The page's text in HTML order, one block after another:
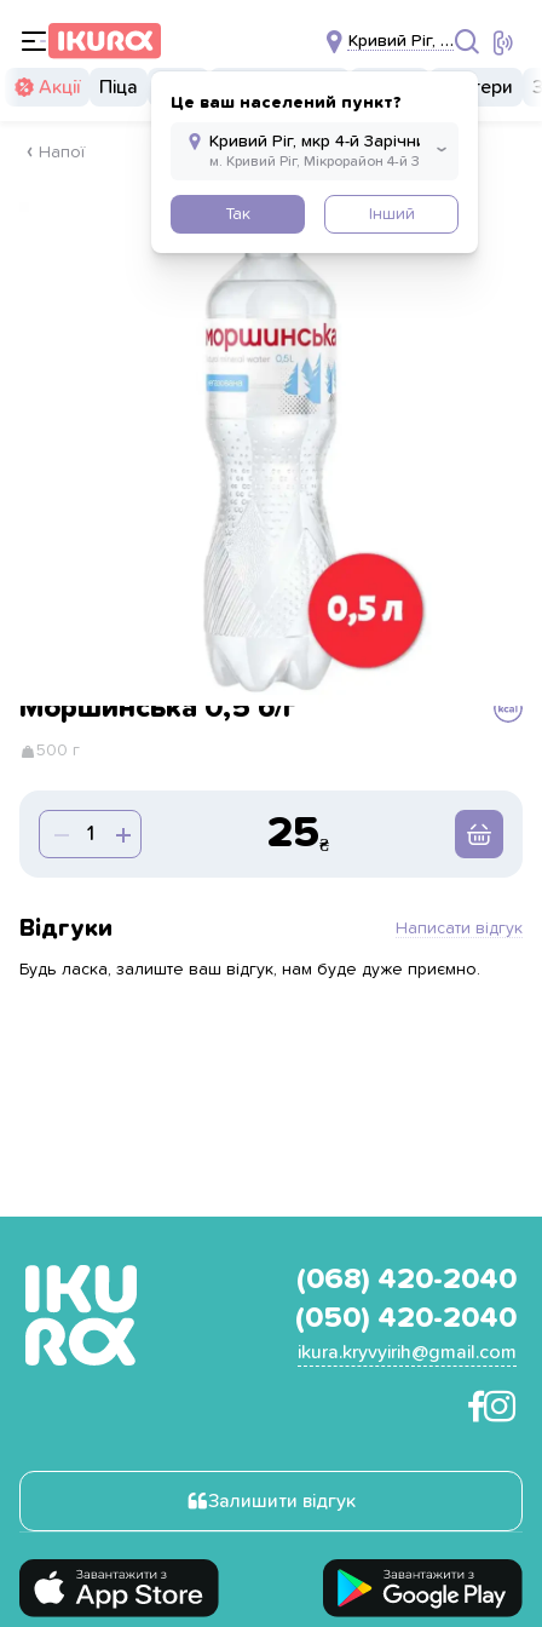
Кривий Ріг, мкр 4-й
Це ваш населений пункт?
Так Інший
Акції Піца Бургери
Напої
Моршинська 0,5 б/г
500 г
25
Відгуки Написати відгук
Будь ласка, залиште ваш відгук, нам буде дуже приємно.
(068) 420-2040
(050) 420-2040
ikura.kryvyirih@gmail.com
Залишити відгук